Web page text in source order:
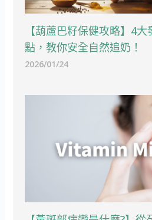
【葫蘆巴籽保健攻略】4
點，教你安全自然追奶！
2026/01/24